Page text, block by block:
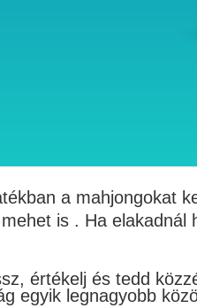
a mahjongokat
is . Ha elakadnál
értékelj és tedd
egyik legnagyobb